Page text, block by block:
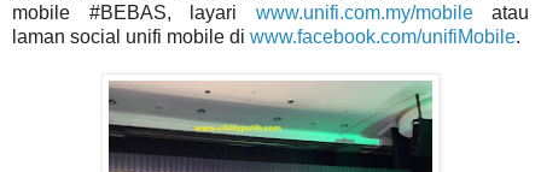
mobile #BEBAS, layari www.unifi.com.my/mobileatau
laman social unifi mobile di www.facebook.com/unifiMobile.